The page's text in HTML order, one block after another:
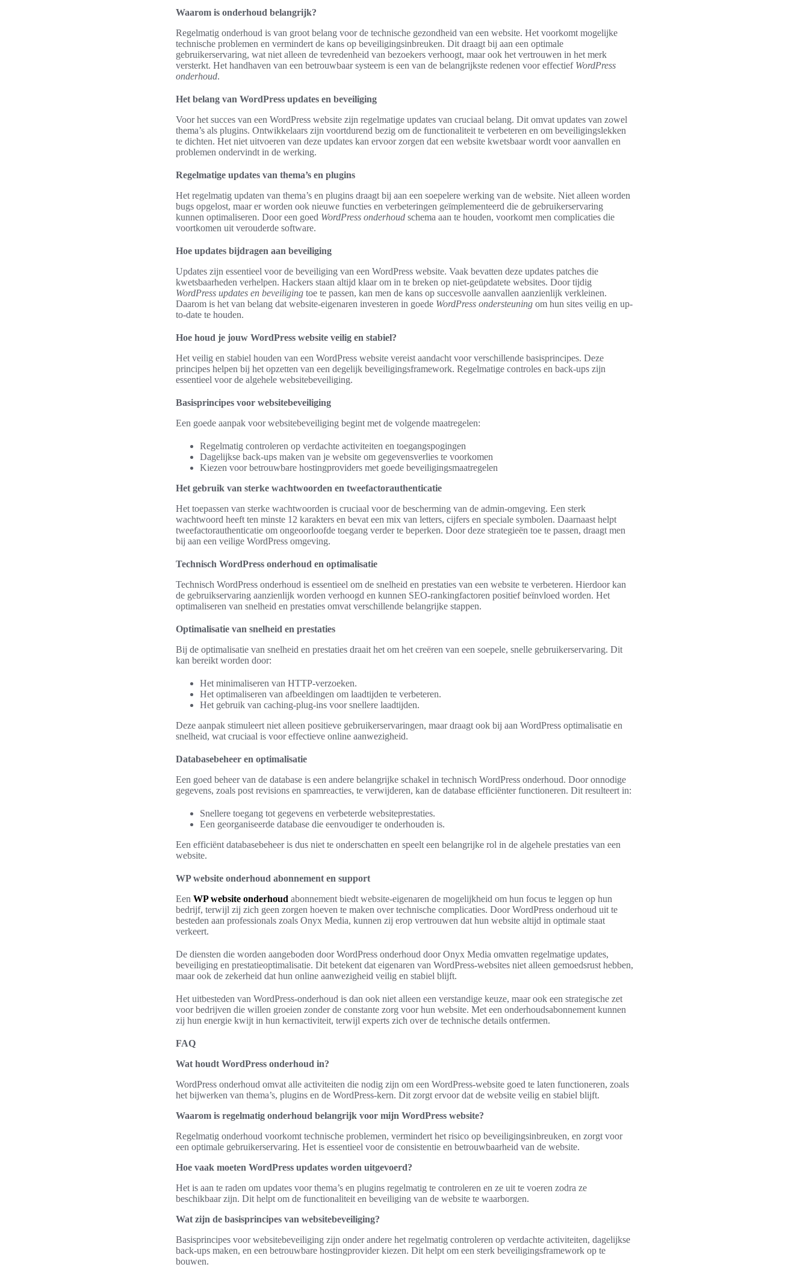
Waarom is onderhoud belangrijk?
Regelmatig onderhoud is van groot belang voor de technische gezondheid van een website. Het voorkomt mogelijke
technische problemen en vermindert de kans op beveiligingsinbreuken. Dit draagt bij aan een optimale
gebruikerservaring, wat niet alleen de tevredenheid van bezoekers verhoogt, maar ook het vertrouwen in het merk
versterkt. Het handhaven van een betrouwbaar systeem is een van de belangrijkste redenen voor effectief WordPress
onderhoud.
Het belang van WordPress updates en beveiliging
Voor het succes van een WordPress website zijn regelmatige updates van cruciaal belang. Dit omvat updates van zowel
thema’s als plugins. Ontwikkelaars zijn voortdurend bezig om de functionaliteit te verbeteren en om beveiligingslekken
te dichten. Het niet uitvoeren van deze updates kan ervoor zorgen dat een website kwetsbaar wordt voor aanvallen en
problemen ondervindt in de werking.
Regelmatige updates van thema’s en plugins
Het regelmatig updaten van thema’s en plugins draagt bij aan een soepelere werking van de website. Niet alleen worden
bugs opgelost, maar er worden ook nieuwe functies en verbeteringen geïmplementeerd die de gebruikerservaring
kunnen optimaliseren. Door een goed WordPress onderhoud schema aan te houden, voorkomt men complicaties die
voortkomen uit verouderde software.
Hoe updates bijdragen aan beveiliging
Updates zijn essentieel voor de beveiliging van een WordPress website. Vaak bevatten deze updates patches die
kwetsbaarheden verhelpen. Hackers staan altijd klaar om in te breken op niet-geüpdatete websites. Door tijdig
WordPress updates en beveiliging toe te passen, kan men de kans op succesvolle aanvallen aanzienlijk verkleinen.
Daarom is het van belang dat website-eigenaren investeren in goede WordPress ondersteuning om hun sites veilig en up-
to-date te houden.
Hoe houd je jouw WordPress website veilig en stabiel?
Het veilig en stabiel houden van een WordPress website vereist aandacht voor verschillende basisprincipes. Deze
principes helpen bij het opzetten van een degelijk beveiligingsframework. Regelmatige controles en back-ups zijn
essentieel voor de algehele websitebeveiliging.
Basisprincipes voor websitebeveiliging
Een goede aanpak voor websitebeveiliging begint met de volgende maatregelen:
Regelmatig controleren op verdachte activiteiten en toegangspogingen
Dagelijkse back-ups maken van je website om gegevensverlies te voorkomen
Kiezen voor betrouwbare hostingproviders met goede beveiligingsmaatregelen
Het gebruik van sterke wachtwoorden en tweefactorauthenticatie
Het toepassen van sterke wachtwoorden is cruciaal voor de bescherming van de admin-omgeving. Een sterk
wachtwoord heeft ten minste 12 karakters en bevat een mix van letters, cijfers en speciale symbolen. Daarnaast helpt
tweefactorauthenticatie om ongeoorloofde toegang verder te beperken. Door deze strategieën toe te passen, draagt men
bij aan een veilige WordPress omgeving.
Technisch WordPress onderhoud en optimalisatie
Technisch WordPress onderhoud is essentieel om de snelheid en prestaties van een website te verbeteren. Hierdoor kan
de gebruikservaring aanzienlijk worden verhoogd en kunnen SEO-rankingfactoren positief beïnvloed worden. Het
optimaliseren van snelheid en prestaties omvat verschillende belangrijke stappen.
Optimalisatie van snelheid en prestaties
Bij de optimalisatie van snelheid en prestaties draait het om het creëren van een soepele, snelle gebruikerservaring. Dit
kan bereikt worden door:
Het minimaliseren van HTTP-verzoeken.
Het optimaliseren van afbeeldingen om laadtijden te verbeteren.
Het gebruik van caching-plug-ins voor snellere laadtijden.
Deze aanpak stimuleert niet alleen positieve gebruikerservaringen, maar draagt ook bij aan WordPress optimalisatie en
snelheid, wat cruciaal is voor effectieve online aanwezigheid.
Databasebeheer en optimalisatie
Een goed beheer van de database is een andere belangrijke schakel in technisch WordPress onderhoud. Door onnodige
gegevens, zoals post revisions en spamreacties, te verwijderen, kan de database efficiënter functioneren. Dit resulteert in:
Snellere toegang tot gegevens en verbeterde websiteprestaties.
Een georganiseerde database die eenvoudiger te onderhouden is.
Een efficiënt databasebeheer is dus niet te onderschatten en speelt een belangrijke rol in de algehele prestaties van een
website.
WP website onderhoud abonnement en support
Een WP website onderhoud abonnement biedt website-eigenaren de mogelijkheid om hun focus te leggen op hun
bedrijf, terwijl zij zich geen zorgen hoeven te maken over technische complicaties. Door WordPress onderhoud uit te
besteden aan professionals zoals Onyx Media, kunnen zij erop vertrouwen dat hun website altijd in optimale staat
verkeert.
De diensten die worden aangeboden door WordPress onderhoud door Onyx Media omvatten regelmatige updates,
beveiliging en prestatieoptimalisatie. Dit betekent dat eigenaren van WordPress-websites niet alleen gemoedsrust hebben,
maar ook de zekerheid dat hun online aanwezigheid veilig en stabiel blijft.
Het uitbesteden van WordPress-onderhoud is dan ook niet alleen een verstandige keuze, maar ook een strategische zet
voor bedrijven die willen groeien zonder de constante zorg voor hun website. Met een onderhoudsabonnement kunnen
zij hun energie kwijt in hun kernactiviteit, terwijl experts zich over de technische details ontfermen.
FAQ
Wat houdt WordPress onderhoud in?
WordPress onderhoud omvat alle activiteiten die nodig zijn om een WordPress-website goed te laten functioneren, zoals
het bijwerken van thema’s, plugins en de WordPress-kern. Dit zorgt ervoor dat de website veilig en stabiel blijft.
Waarom is regelmatig onderhoud belangrijk voor mijn WordPress website?
Regelmatig onderhoud voorkomt technische problemen, vermindert het risico op beveiligingsinbreuken, en zorgt voor
een optimale gebruikerservaring. Het is essentieel voor de consistentie en betrouwbaarheid van de website.
Hoe vaak moeten WordPress updates worden uitgevoerd?
Het is aan te raden om updates voor thema’s en plugins regelmatig te controleren en ze uit te voeren zodra ze
beschikbaar zijn. Dit helpt om de functionaliteit en beveiliging van de website te waarborgen.
Wat zijn de basisprincipes van websitebeveiliging?
Basisprincipes voor websitebeveiliging zijn onder andere het regelmatig controleren op verdachte activiteiten, dagelijkse
back-ups maken, en een betrouwbare hostingprovider kiezen. Dit helpt om een sterk beveiligingsframework op te
bouwen.